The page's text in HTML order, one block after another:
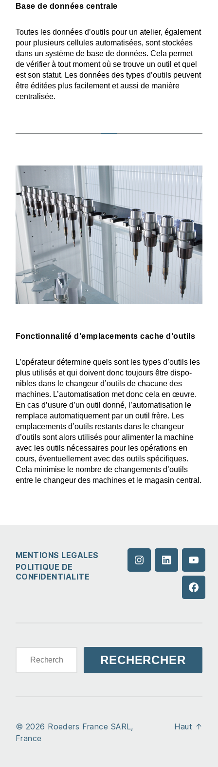
Base de données centrale
Toutes les données d’outils pour un atelier, également
pour plusieurs cellules automa­tisées, sont stockées
dans un système de base de données. Cela permet
de vérifier à tout moment où se trouve un outil et quel
est son statut. Les données des types d’outils peuvent
être éditées plus facilement et aussi de manière
centralisée.
Fonctionnalité d’emplacements cache d’outils
L’opé­rateur détermine quels sont les types d’outils les
plus utilisés et qui doivent donc toujours être dispo­
nibles dans le changeur d’outils de chacune des
machines. L’auto­ma­ti­sation met donc cela en œuvre.
En cas d’usure d’un outil donné, l’auto­ma­ti­sation le
remplace automa­ti­quement par un outil frère. Les
empla­ce­ments d’outils restants dans le changeur
d’outils sont alors utilisés pour alimenter la machine
avec les outils néces­saires pour les opéra­tions en
cours, éventuel­lement avec des outils spéci­fiques.
Cela minimise le nombre de change­ments d’outils
entre le changeur des machines et le magasin central.
MENTIONS LEGALES
POLITIQUE DE
CONFIDENTIALITE
InstagramLinkedIn
Rechercher :
© 2026 Roeders France SARL,
France
Haut ↑